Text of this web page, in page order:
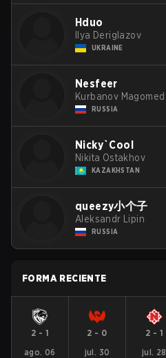
Hduo
Ilya Deriglazov
UKRAINE
Nesfeer
Kurbanov Magomed
RUSSIA
Nicky`Cool
Nikita Ostakhov
KAZAKHSTAN
queezy小个子
Aleksandr Lipin
RUSSIA
FORMA RECIENTE
2 - 1
ago. 06
2 - 0
jul. 30
2 - 1
jul. 28